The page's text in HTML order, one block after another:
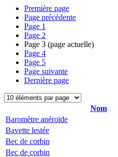
Première page
Page précédente
Page 1
Page 2
Page 3 (page actuelle)
Page 4
Page 5
Page suivante
Dernière page
Nom
Baromètre anéroïde
Bavette lestée
Bec de corbin
Bec de corbin